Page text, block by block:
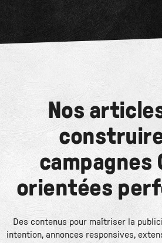
Nos
campagnes
orientées
Des contenus pour maîtriser la
intention, annonces responsives,